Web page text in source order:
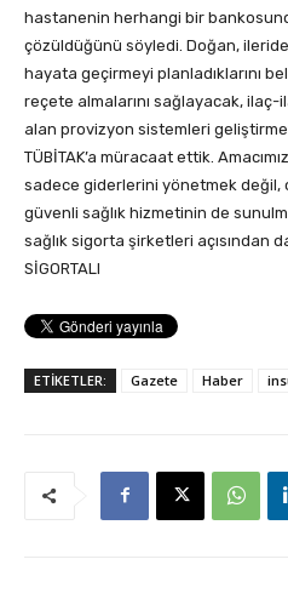
hastanenin herhangi bir
çözüldüğünü söyledi. Doğan,
hayata geçirmeyi planladıklarını
reçete almalarını sağlayacak,
alan provizyon sistemleri
TÜBİTAK’a müracaat ettik.
sadece giderlerini yönetmek değil,
güvenli sağlık hizmetinin de
sağlık sigorta şirketleri açısından
SİGORTALI
ETİKETLER: Gazete Haber